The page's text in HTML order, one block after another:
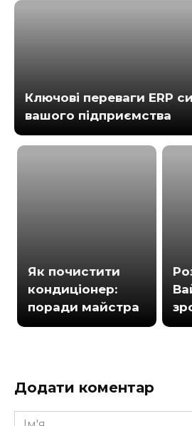
Ключові переваги ERP
вашого підприємства
Як почистити
кондиціонер:
поради майстра
Додати коментар
Ім'я